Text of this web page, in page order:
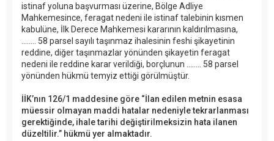
istinaf yoluna başvurması üzerine, Bölge Adliye
Mahkemesince, feragat nedeni ile istinaf talebinin kısmen
kabulüne, İlk Derece Mahkemesi kararının kaldırılmasına,
........ 58 parsel sayılı taşınmaz ihalesinin feshi şikayetinin
reddine, diğer taşınmazlar yönünden şikayetin feragat
nedeni ile reddine karar verildiği, borçlunun ........ 58 parsel
yönünden hükmü temyiz ettiği görülmüştür.
İİK’nın 126/1 maddesine göre “İlan edilen metnin esasa
müessir olmayan maddi hatalar nedeniyle tekrarlanması
gerektiğinde, ihale tarihi değiştirilmeksizin hata ilanen
düzeltilir.” hükmü yer almaktadır.